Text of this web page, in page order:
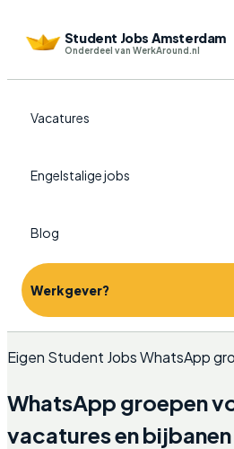
Student Jobs Amsterdam
Onderdeel van WerkAround.nl
Vacatures
Engelstalige jobs
Blog
Werkgever?
Eigen Student Jobs WhatsApp
WhatsApp groepen
vacatures en